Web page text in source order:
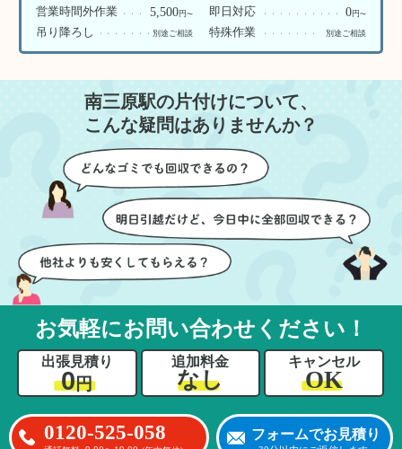
営業時間外作業 5,500円〜 即日対応 0円〜
吊り降ろし 別途ご相談 特殊作業 別途ご相談
南三原駅の片付けについて、
こんな疑問はありませんか？
お気軽にお問い合わせください！
出張見積り
0円
追加料金
なし
キャンセル
OK
0120-525-058 フォームでお見積り